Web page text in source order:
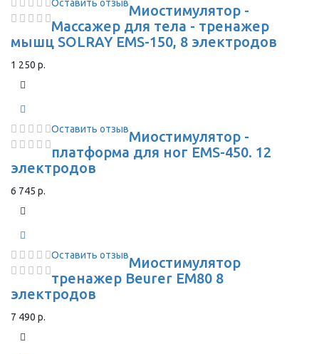
Оставить отзывМиостимулятор -
Массажер для тела - тренажер
мышц SOLRAY EMS-150, 8 электродов
1 250 р.
Оставить отзывМиостимулятор -
платформа для ног EMS-450. 12
электродов
6 745 р.
Оставить отзывМиостимулятор
тренажер Beurer EM80 8
электродов
7 490 р.